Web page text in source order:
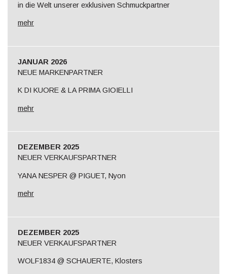
in die Welt unserer exklusiven Schmuckpartner
mehr
JANUAR 2026
NEUE MARKENPARTNER
K DI KUORE & LA PRIMA GIOIELLI
mehr
DEZEMBER 2025
NEUER VERKAUFSPARTNER
YANA NESPER @ PIGUET, Nyon
mehr
DEZEMBER 2025
NEUER VERKAUFSPARTNER
WOLF1834 @ SCHAUERTE, Klosters